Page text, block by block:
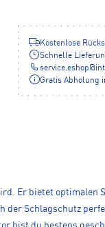
Kostenlose
Schnelle
service.eshop@
Gratis Abholung
Er bietet optimalen
der Schlagschutz